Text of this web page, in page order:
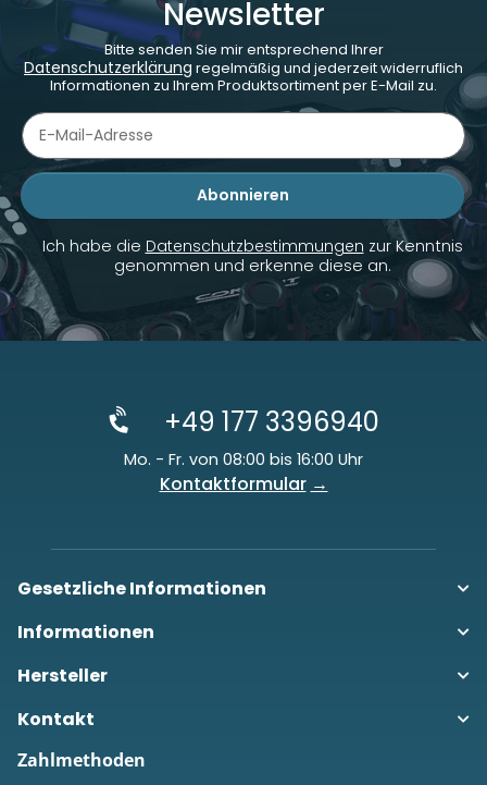
Newsletter
Bitte senden Sie mir entsprechend Ihrer
Datenschutzerklärung regelmäßig und jederzeit widerruflich
Informationen zu Ihrem Produktsortiment per E-Mail zu.
Abonnieren
Newsletter Abonnieren
Ich habe die Datenschutzbestimmungen zur Kenntnis
genommen und erkenne diese an.
+49 177 3396940
Mo. - Fr. von 08:00 bis 16:00 Uhr
Kontaktformular
Gesetzliche Informationen
Informationen
Hersteller
Kontakt
Zahlmethoden